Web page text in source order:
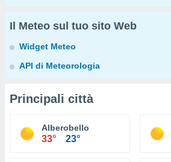
Il Meteo sul tuo sito Web
Widget Meteo
API di Meteorologia
Principali città
Alberobello
33° 23°